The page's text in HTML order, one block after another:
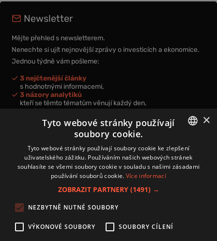
Newsletter
Mějte přehled s newsletterem.
Nenechte si ujít nejnovější zprávy o investicích a ekonomice.
Jednou týdně vám pošleme:
3 nejčtenější články
s hodnotnými informacemi,
3 názory analytiků
kteří se těmto tématům věnují každý den,
nová videa a podcasty
k prohloubení vašich znalostí.
Přihlášením k newsletteru vyjadřujete svůj souhlas spodmínkami
zpracování osobních údajů.
Zásady používání souborů cookies
Autoři
CZECH
×
Tyto webové stránky používají
soubory cookie.
Tyto webové stránky používají soubory cookie ke zlepšení
uživatelského zážitku. Používáním našich webových stránek
souhlasíte se všemi soubory cookie v souladu s našimi zásadami
používání souborů cookie. Více informací
ZOBRAZIT PARTNERY (1491) →
NEZBYTNĚ NUTNÉ SOUBORY
VÝKONOVÉ SOUBORY SOUBORY CÍLENÍ